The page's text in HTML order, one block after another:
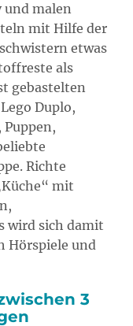
und malen
mit Hilfe der
etwas
als
gebastelten
Duplo,
Puppen,
Richte
mit
wird sich damit
Hörspiele und
3